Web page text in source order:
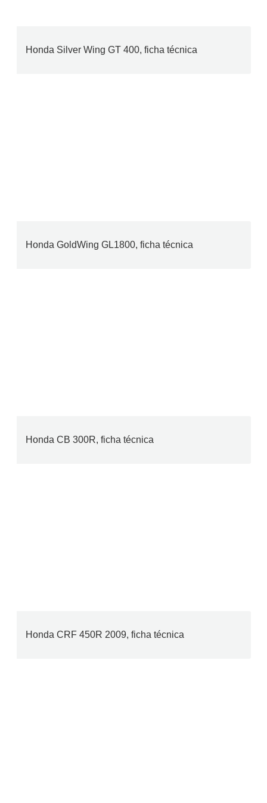
Honda Silver Wing GT 400, ficha técnica
Honda GoldWing GL1800, ficha técnica
Honda CB 300R, ficha técnica
Honda CRF 450R 2009, ficha técnica